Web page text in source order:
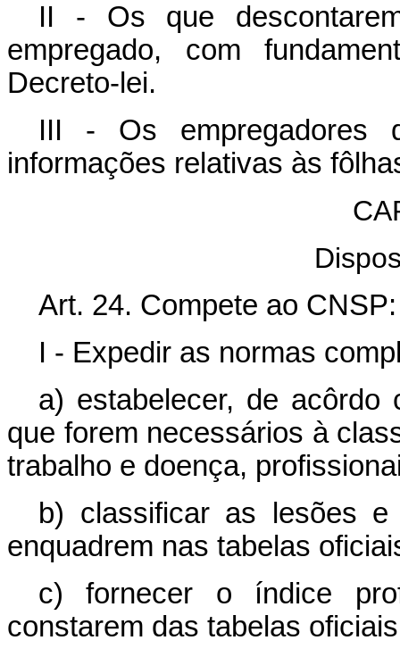
II - Os que
empregado, com
Decreto-lei.
III - Os empregadores
informações relativas às
Art. 24. Compete ao CNSP:
I - Expedir as normas
a) estabelecer, de
que forem necessários à
trabalho e doença,
b) classificar as lesões
enquadrem nas tabelas
c) fornecer o índice
constarem das tabelas